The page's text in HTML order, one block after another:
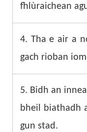
fhlùraichean
4. Tha e air a
gach rioban
5. Bidh an
bheil biathadh
gun stad.